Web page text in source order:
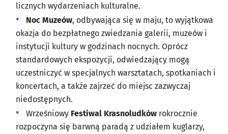
licznych wydarzeniach kulturalne.
Noc Muzeów, odbywająca się w maju, to wyjątkowa
okazja do bezpłatnego zwiedzania galerii, muzeów i
instytucji kultury w godzinach nocnych. Oprócz
standardowych ekspozycji, odwiedzający mogą
uczestniczyć w specjalnych warsztatach, spotkaniach i
koncertach, a także zajrzeć do miejsc zazwyczaj
niedostępnych.
Wrześniowy Festiwal Krasnoludków rokrocznie
rozpoczyna się barwną paradą z udziałem kuglarzy,